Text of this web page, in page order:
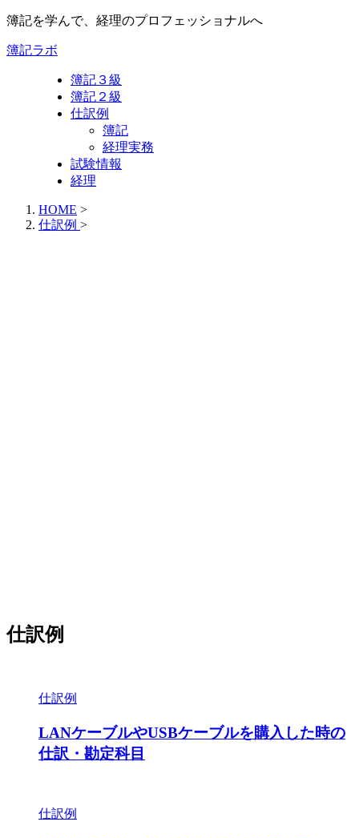
簿記を学んで、経理のプロフェッショナルへ
簿記ラボ
簿記３級
簿記２級
仕訳例
簿記
経理実務
試験情報
経理
HOME >
仕訳例 >
仕訳例
仕訳例
LANケーブルやUSBケーブルを購入した時の
仕訳・勘定科目
仕訳例